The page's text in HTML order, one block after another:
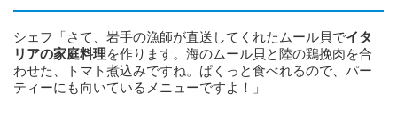
シェフ「さて、岩手の漁師が直送してくれたムール貝でイタ
リアの家庭料理を作ります。海のムール貝と陸の鶏挽肉を合
わせた、トマト煮込みですね。ぱくっと食べれるので、パー
ティーにも向いているメニューですよ！」